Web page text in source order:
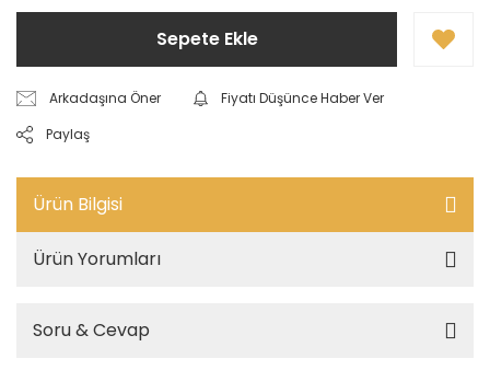
Sepete Ekle
Arkadaşına Öner
Fiyatı Düşünce Haber Ver
Paylaş
Ürün Bilgisi
Ürün Yorumları
Soru & Cevap